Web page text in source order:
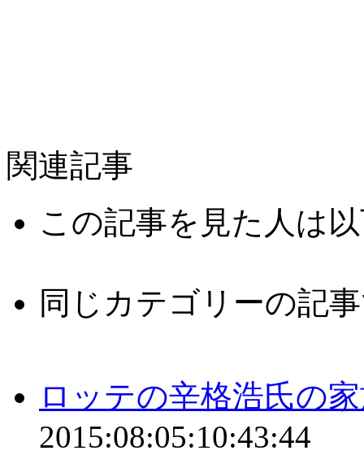
関連記事
この記事を見た人は
同じカテゴリーの記
ロッテの辛格浩氏の
2015:08:05:10:43:44